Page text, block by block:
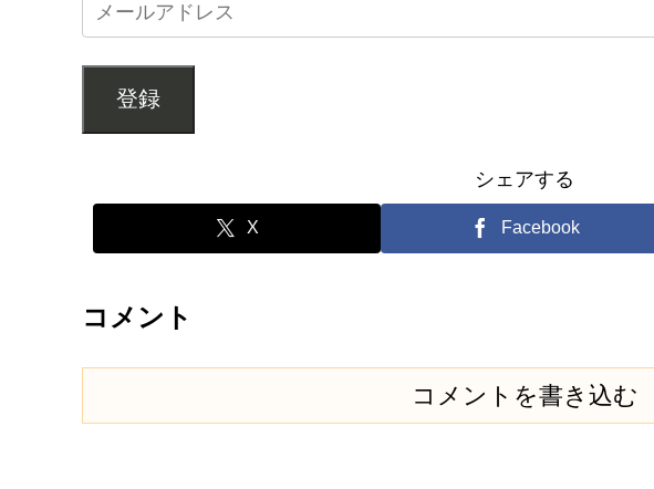
登録
シェアする
X Facebook
コメント
コメントを書き込む